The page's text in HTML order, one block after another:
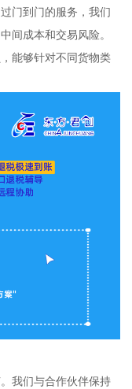
门到门的服务，我们
间成本和交易风险。
能够针对不同货物类
我们与合作伙伴保持